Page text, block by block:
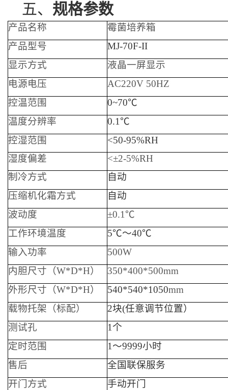
五、 规格参数
产品名称
霉菌培养箱
产品型号
MJ-70F-II
显示方式
液晶一屏显示
电源电压
AC220V 50HZ
控温范围
0~70℃
温度分辨率
0.1℃
控湿范围
<50-95%RH
湿度偏差
<±2-5%RH
制冷方式
自动
压缩机化霜方式
自动
波动度
±0.1℃
工作环境温度
5℃～40℃
输入功率
500W
内胆尺寸（W*D*H）
350*400*500mm
外形尺寸（W*D*H）
540*540*1050mm
载物托架（标配）
2块(任意调节位置）
测试孔
1个
定时范围
1～9999小时
售后
全国联保服务
开门方式
手动开门